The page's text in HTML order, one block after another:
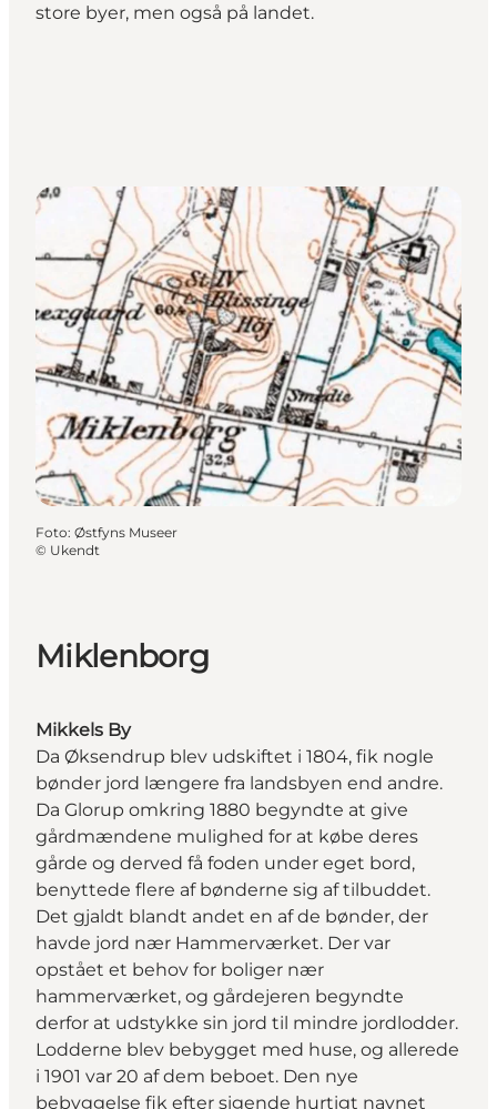
store byer, men også på landet.
Foto: Østfyns Museer
© Ukendt
Miklenborg
Mikkels By
Da Øksendrup blev udskiftet i 1804, fik nogle
bønder jord længere fra landsbyen end andre.
Da Glorup omkring 1880 begyndte at give
gårdmændene mulighed for at købe deres
gårde og derved få foden under eget bord,
benyttede flere af bønderne sig af tilbuddet.
Det gjaldt blandt andet en af de bønder, der
havde jord nær Hammerværket. Der var
opstået et behov for boliger nær
hammerværket, og gårdejeren begyndte
derfor at udstykke sin jord til mindre jordlodder.
Lodderne blev bebygget med huse, og allerede
i 1901 var 20 af dem beboet. Den nye
bebyggelse fik efter sigende hurtigt navnet